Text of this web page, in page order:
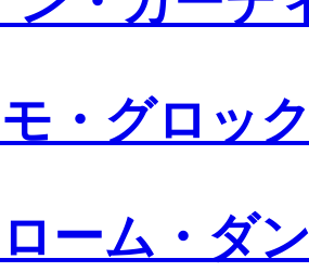
・グロッ
ーム・ダ